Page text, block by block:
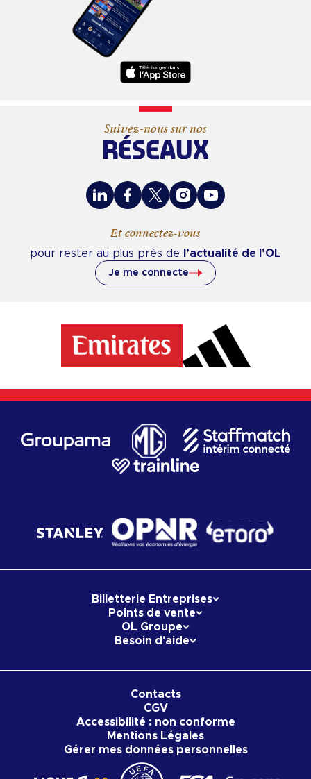
Suivez-nous sur nos
RÉSEAUX
LinkedInFacebook
X InstagramYoutube
Et connectez-vous
pour rester au plus près de l’actualité de l’OL
Je me connecte
Billetterie Entreprises
Points de vente
OL Groupe
Besoin d'aide
Contacts
CGV
Accessibilité : non conforme
Mentions Légales
Gérer mes données personnelles